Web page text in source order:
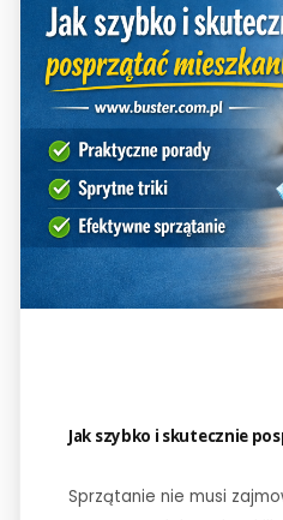
Jak szybko i skutecznie
Sprzątanie nie musi